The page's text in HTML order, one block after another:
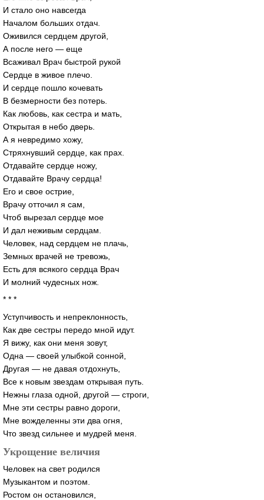
И стало оно навсегда
Началом больших отдач.
Оживился сердцем другой,
А после него — еще
Всаживал Врач быстрой рукой
Сердце в живое плечо.
И сердце пошло кочевать
В безмерности без потерь.
Как любовь, как сестра и мать,
Открытая в небо дверь.
А я невредимо хожу,
Стряхнувший сердце, как прах.
Отдавайте сердце ножу,
Отдавайте Врачу сердца!
Его и свое острие,
Врачу отточил я сам,
Чтоб вырезал сердце мое
И дал неживым сердцам.
Человек, над сердцем не плачь,
Земных врачей не тревожь,
Есть для всякого сердца Врач
И молний чудесных нож.
* * *
Уступчивость и непреклонность,
Как две сестры передо мной идут.
Я вижу, как они меня зовут,
Одна — своей улыбкой сонной,
Другая — не давая отдохнуть,
Все к новым звездам открывая путь.
Нежны глаза одной, другой — строги,
Мне эти сестры равно дороги,
Мне вожделенны эти два огня,
Что звезд сильнее и мудрей меня.
Укрощение величия
Человек на свет родился
Музыкантом и поэтом.
Ростом он остановился,